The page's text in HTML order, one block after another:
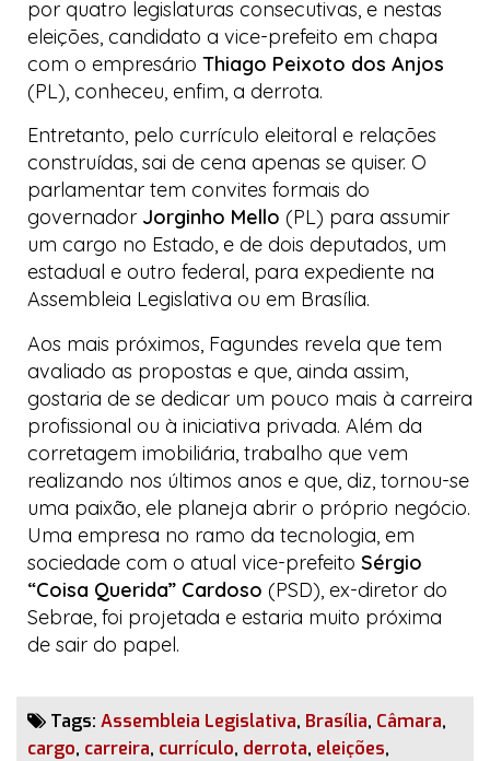
por quatro legislaturas consecutivas, e nestas
eleições, candidato a vice-prefeito em chapa
com o empresário Thiago Peixoto dos Anjos
(PL), conheceu, enfim, a derrota.
Entretanto, pelo currículo eleitoral e relações
construídas, sai de cena apenas se quiser. O
parlamentar tem convites formais do
governador Jorginho Mello (PL) para assumir
um cargo no Estado, e de dois deputados, um
estadual e outro federal, para expediente na
Assembleia Legislativa ou em Brasília.
Aos mais próximos, Fagundes revela que tem
avaliado as propostas e que, ainda assim,
gostaria de se dedicar um pouco mais à carreira
profissional ou à iniciativa privada. Além da
corretagem imobiliária, trabalho que vem
realizando nos últimos anos e que, diz, tornou-se
uma paixão, ele planeja abrir o próprio negócio.
Uma empresa no ramo da tecnologia, em
sociedade com o atual vice-prefeito Sérgio
“Coisa Querida” Cardoso (PSD), ex-diretor do
Sebrae, foi projetada e estaria muito próxima
de sair do papel.
Tags: Assembleia Legislativa, Brasília, Câmara,
cargo, carreira, currículo, derrota, eleições,